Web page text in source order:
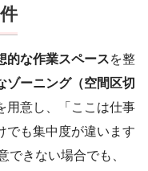
的な作業スペースを整
ゾーニング（空間区切
用意し、「ここは仕事
でも集中度が違います
できない場合でも、